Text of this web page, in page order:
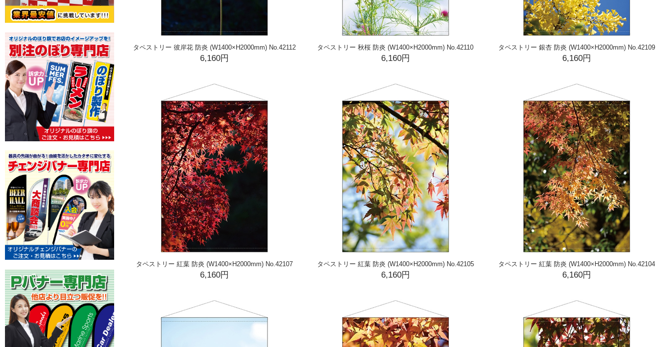
タペストリー 彼岸花 防炎 (W1400×H2000mm) No.42112
6,160円
タペストリー 秋桜 防炎 (W1400×H2000mm) No.42110
6,160円
タペストリー 銀杏 防炎 (W1400×H2000mm) No.42109
6,160円
タペストリー 紅葉 防炎 (W1400×H2000mm) No.42107
6,160円
タペストリー 紅葉 防炎 (W1400×H2000mm) No.42105
6,160円
タペストリー 紅葉 防炎 (W1400×H2000mm) No.42104
6,160円